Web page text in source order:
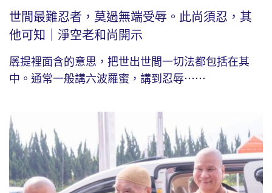
世間最難忍者，莫過無端受辱。此尚須忍，其
他可知｜淨空老和尚開示
羼提裡面含的意思，把世出世間一切法都包括在其
中。通常一般講六波羅蜜，講到忍辱⋯⋯